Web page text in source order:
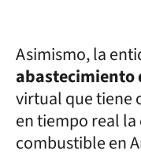
Asimismo, la
abastecimiento
virtual que tiene
en tiempo real
combustible en